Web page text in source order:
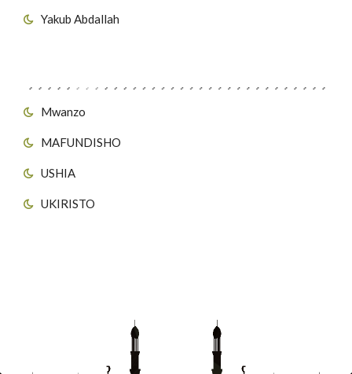
Yakub Abdallah
Mwanzo
MAFUNDISHO
USHIA
UKIRISTO